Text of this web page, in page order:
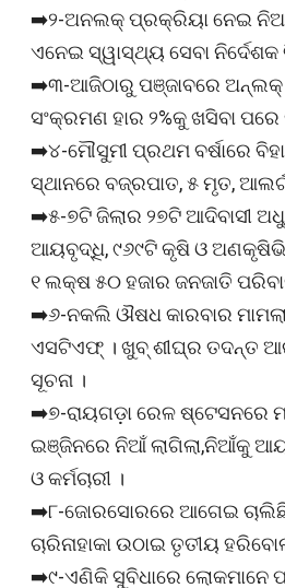
➡️୨-ଅନଲକ୍‍ ପ୍ରକ୍ରିୟା ନେଇ
ଏନେଇ ସ୍ୱାସ୍ଥ୍ୟ ସେବା
➡️୩-ଆଜିଠାରୁ ପଞ୍ଜାବରେ
ସଂକ୍ରମଣ ହାର ୨%କୁ ଖସିବା
➡️୪-ମୌସୁମୀ ପ୍ରଥମ ବର୍ଷାରେ
ସ୍ଥାନରେ ବଜ୍ରପାତ, ୫ ମୃତ,
➡️୫-୭ଟି ଜିଲାର ୨୭ଟି ଆଦିବାସୀ
ଆୟବୃଦ୍ଧି, ୯୬୯ଟି କୃଷି ଓ
୧ ଲକ୍ଷ ୫୦ ହଜାର ଜନଜାତି
➡️୬-ନକଲି ଔଷଧ କାରବାର
ଏସଟିଏଫ୍‍ । ଖୁବ୍‍ ଶୀଘ୍ର ତଦନ୍ତ
ସୂଚନା ।
➡️୭-ରାୟଗଡ଼ା ରେଳ ଷ୍ଟେସନରେ
ଇଞ୍ଜିନରେ ନିଆଁ ଲାଗିଲା,ନିଆଁକୁ
ଓ କର୍ମଚାରୀ ।
➡️୮-ଜୋରସୋରରେ ଆଗେଇ
ଚାରିନାହାକା ଉଠାଇ ତୃତୀୟ
➡️୯-ଏଣିକି ସୁବିଧାରେ ଲୋକମାନେ